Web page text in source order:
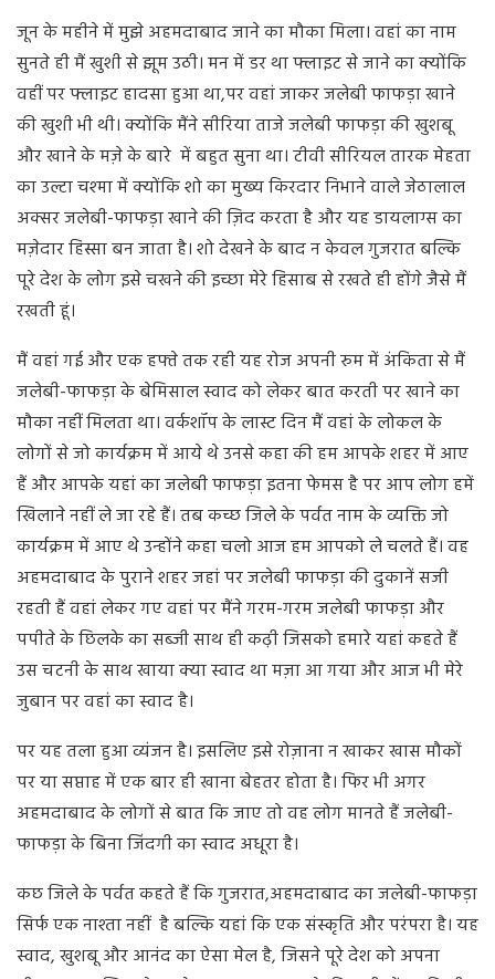
जून के महीने में मुझे अहमदाबाद जाने का मौका मिला। वहां का नाम
सुनते ही मैं खुशी से झूम उठी। मन में डर था फ्लाइट से जाने का क्योंकि
वहीं पर फ्लाइट हादसा हुआ था,पर वहां जाकर जलेबी फाफड़ा खाने
की खुशी भी थी। क्योंकि मैंने सीरिया ताजे जलेबी फाफड़ा की खुशबू
और खाने के मज़े के बारे में बहुत सुना था। टीवी सीरियल तारक मेहता
का उल्टा चश्मा में क्योंकि शो का मुख्य किरदार निभाने वाले जेठालाल
अक्सर जलेबी-फाफड़ा खाने की ज़िद करता है और यह डायलाग्स का
मज़ेदार हिस्सा बन जाता है। शो देखने के बाद न केवल गुजरात बल्कि
पूरे देश के लोग इसे चखने की इच्छा मेरे हिसाब से रखते ही होंगे जैसे मैं
रखती हूं।
मैं वहां गई और एक हफ्ते तक रही यह रोज अपनी रुम में अंकिता से मैं
जलेबी-फाफड़ा के बेमिसाल स्वाद को लेकर बात करती पर खाने का
मौका नहीं मिलता था। वर्कशॉप के लास्ट दिन मैं वहां के लोकल के
लोगों से जो कार्यक्रम में आये थे उनसे कहा की हम आपके शहर में आए
हैं और आपके यहां का जलेबी फाफड़ा इतना फेमस है पर आप लोग हमें
खिलाने नहीं ले जा रहे हैं। तब कच्छ जिले के पर्वत नाम के व्यक्ति जो
कार्यक्रम में आए थे उन्होंने कहा चलो आज हम आपको ले चलते हैं। वह
अहमदाबाद के पुराने शहर जहां पर जलेबी फाफड़ा की दुकानें सजी
रहती हैं वहां लेकर गए वहां पर मैंने गरम-गरम जलेबी फाफड़ा और
पपीते के छिलके का सब्जी साथ ही कढ़ी जिसको हमारे यहां कहते हैं
उस चटनी के साथ खाया क्या स्वाद था मज़ा आ गया और आज भी मेरे
जुबान पर वहां का स्वाद है।
पर यह तला हुआ व्यंजन है। इसलिए इसे रोज़ाना न खाकर खास मौकों
पर या सप्ताह में एक बार ही खाना बेहतर होता है। फिर भी अगर
अहमदाबाद के लोगों से बात कि जाए तो वह लोग मानते हैं जलेबी-
फाफड़ा के बिना जिंदगी का स्वाद अधूरा है।
कछ जिले के पर्वत कहते हैं कि गुजरात,अहमदाबाद का जलेबी-फाफड़ा
सिर्फ एक नाश्ता नहीं है बल्कि यहां कि एक संस्कृति और परंपरा है। यह
स्वाद, खुशबू और आनंद का ऐसा मेल है, जिसने पूरे देश को अपना